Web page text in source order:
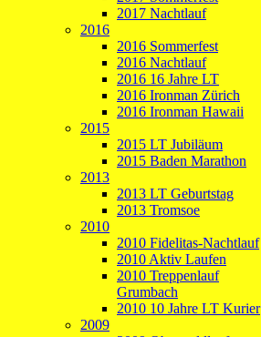
2017 Nachtlauf
2016
2016 Sommerfest
2016 Nachtlauf
2016 16 Jahre LT
2016 Ironman Zürich
2016 Ironman Hawaii
2015
2015 LT Jubiläum
2015 Baden Marathon
2013
2013 LT Geburtstag
2013 Tromsoe
2010
2010 Fidelitas-Nachtlauf
2010 Aktiv Laufen
2010 Treppenlauf
Grumbach
2010 10 Jahre LT Kurier
2009